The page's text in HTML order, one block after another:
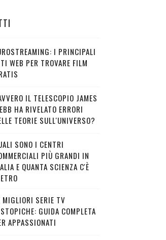
I PRINCIPALI
WEB PER TROVARE FILM
IL TELESCOPIO JAMES
HA RIVELATO ERRORI
TEORIE SULL'UNIVERSO?
SONO I CENTRI
PIÙ GRANDI IN
E QUANTA SCIENZA C'È
MIGLIORI SERIE TV
GUIDA COMPLETA
APPASSIONATI